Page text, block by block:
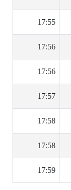
17:55
17:56
17:56
17:57
17:58
17:58
17:59